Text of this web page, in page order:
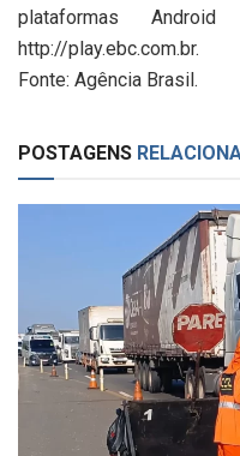
plataformas
http://play.ebc.com.br.
Fonte: Agência Brasil.
POSTAGENS